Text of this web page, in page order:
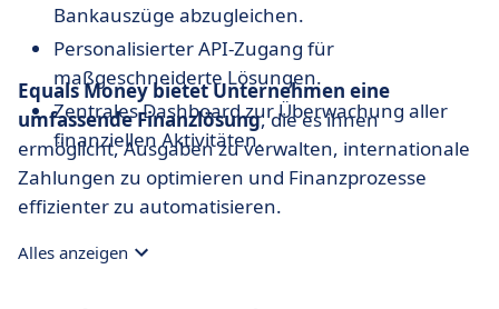
Bankauszüge abzugleichen.
Personalisierter API-Zugang für
maßgeschneiderte Lösungen.
Zentrales Dashboard zur Überwachung aller
finanziellen Aktivitäten.
Equals Money bietet Unternehmen eine
umfassende Finanzlösung, die es ihnen
ermöglicht, Ausgaben zu verwalten, internationale
Zahlungen zu optimieren und Finanzprozesse
effizienter zu automatisieren.
Alles anzeigen